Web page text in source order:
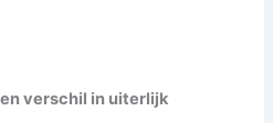
verschil in uiterlijk